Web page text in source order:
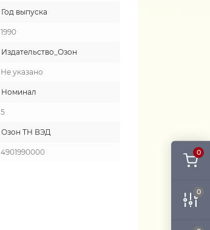
0
0
Год выпуска
1990
Издательство_Озон
Не указано
Номинал
5
Озон ТН ВЭД
4901990000